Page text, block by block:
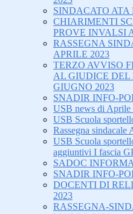
SINDACATO ATA
CHIARIMENTI
PROVE INVALSI
RASSEGNA
APRILE 2023
TERZO AVVISO
AL GIUDICE DEL
GIUGNO 2023
SNADIR INFO-
USB news di Aprile
USB Scuola
Rassegna
USB Scuola
aggiuntivi I fascia
SADOC
SNADIR INFO-
DOCENTI DI
2023
RASSEGNA-